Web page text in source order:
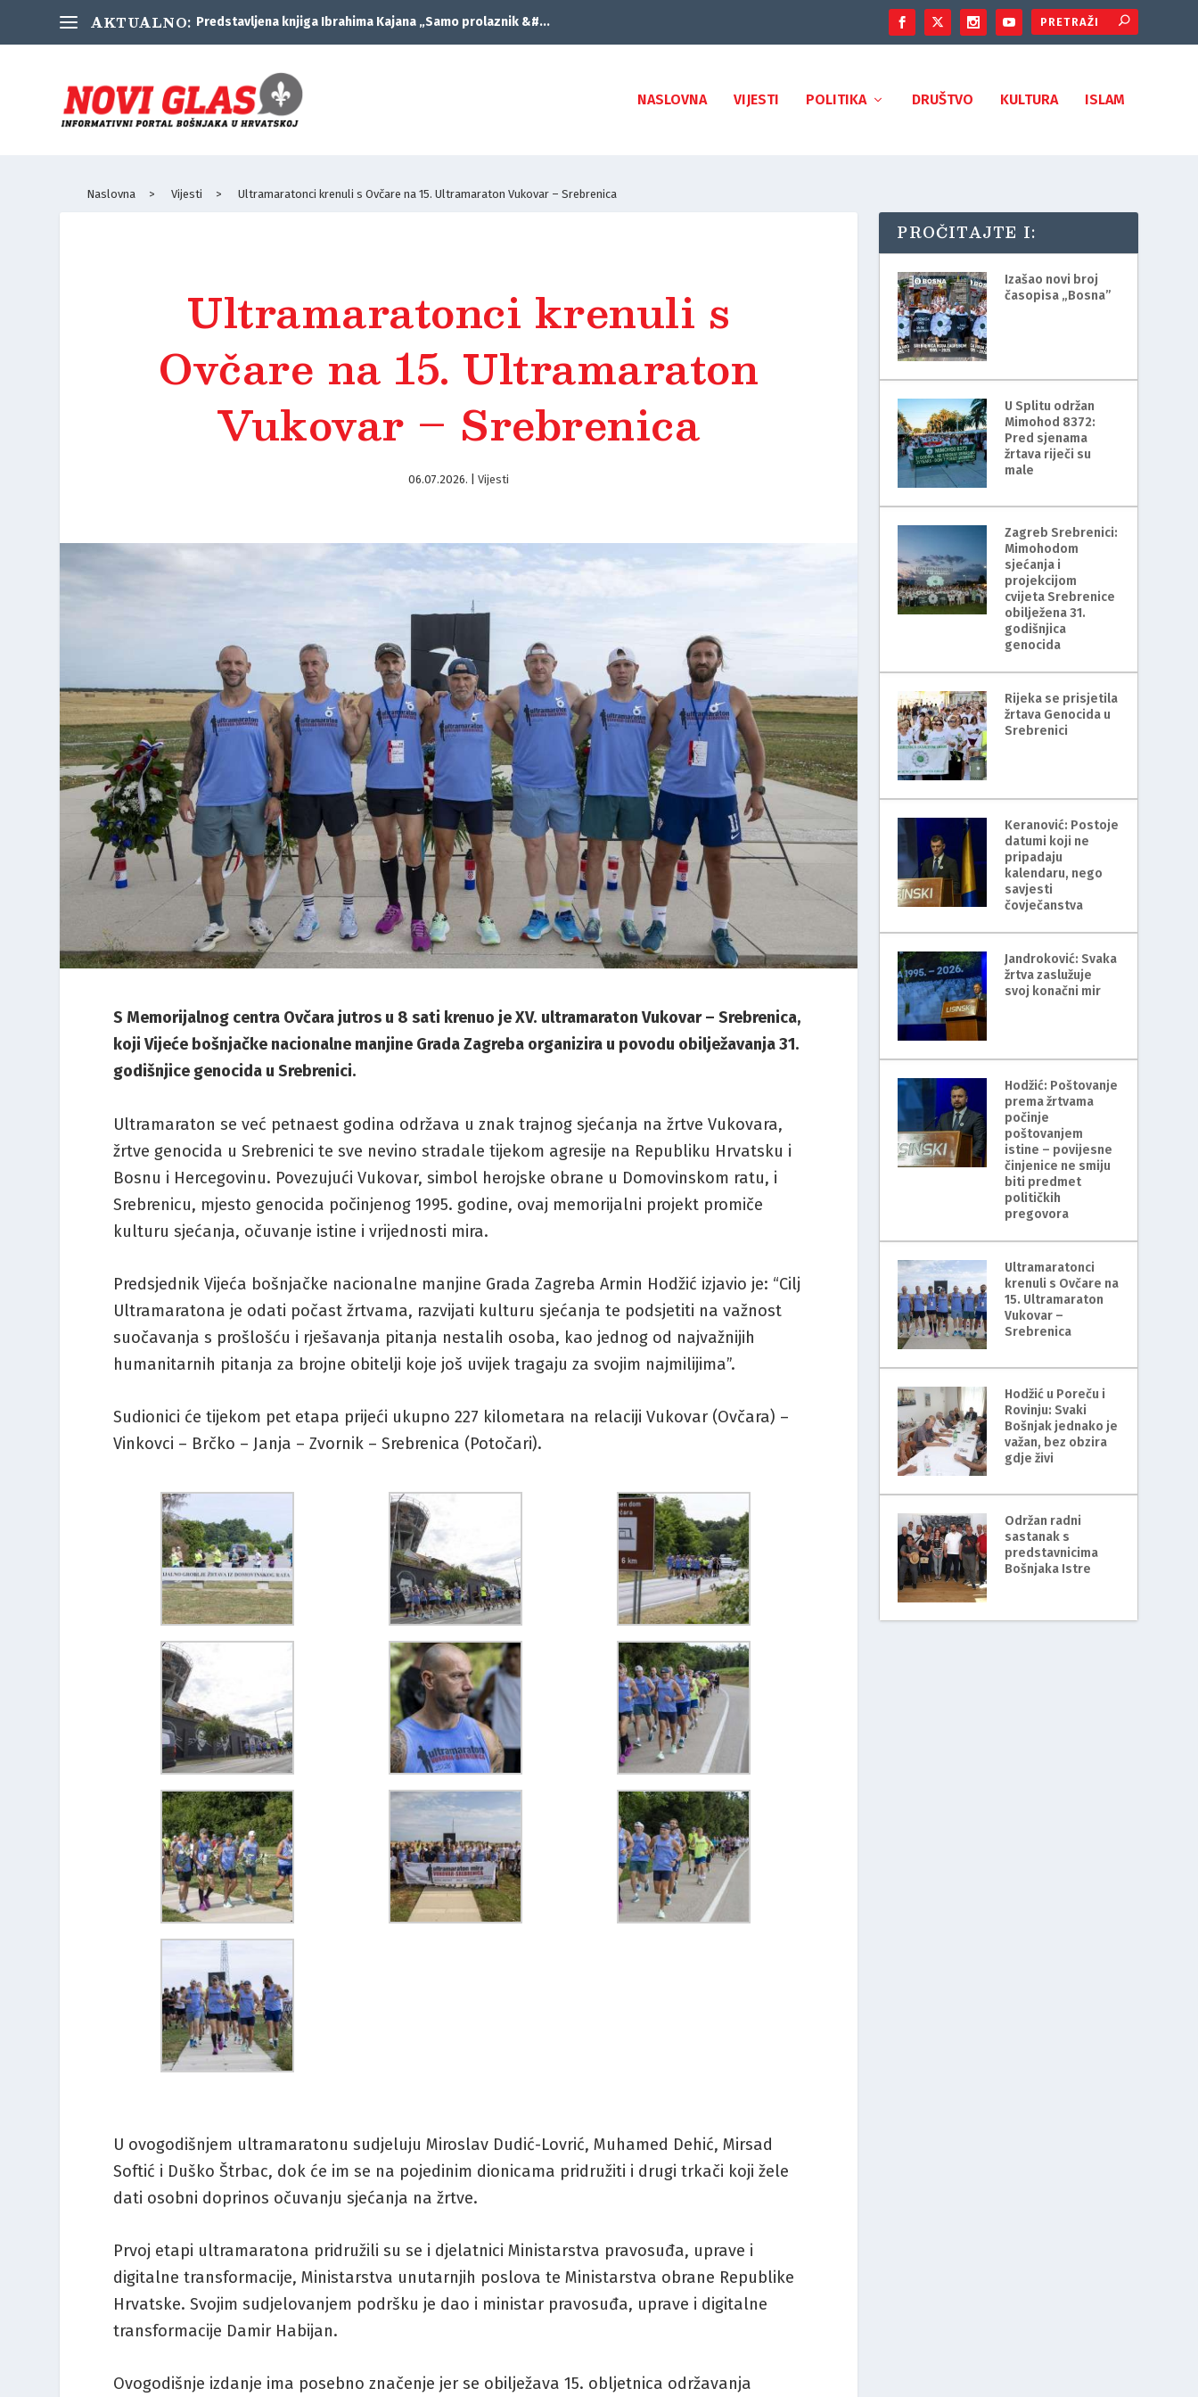
AKTUALNO: Predstavljena knjiga Ibrahima Kajana „Samo prolaznik &#...
NASLOVNA VIJESTI POLITIKA DRUŠTVO KULTURA ISLAM
Naslovna > Vijesti > Ultramaratonci krenuli s Ovčare na 15. Ultramaraton Vukovar – Srebrenica
Ultramaratonci krenuli s
Ovčare na 15. Ultramaraton
Vukovar – Srebrenica
06.07.2026. |Vijesti
S Memorijalnog centra Ovčara jutros u 8 sati krenuo je XV. ultramaraton Vukovar – Srebrenica,
koji Vijeće bošnjačke nacionalne manjine Grada Zagreba organizira u povodu obilježavanja 31.
godišnjice genocida u Srebrenici.
Ultramaraton se već petnaest godina održava u znak trajnog sjećanja na žrtve Vukovara,
žrtve genocida u Srebrenici te sve nevino stradale tijekom agresije na Republiku Hrvatsku i
Bosnu i Hercegovinu. Povezujući Vukovar, simbol herojske obrane u Domovinskom ratu, i
Srebrenicu, mjesto genocida počinjenog 1995. godine, ovaj memorijalni projekt promiče
kulturu sjećanja, očuvanje istine i vrijednosti mira.
Predsjednik Vijeća bošnjačke nacionalne manjine Grada Zagreba Armin Hodžić izjavio je: “Cilj
Ultramaratona je odati počast žrtvama, razvijati kulturu sjećanja te podsjetiti na važnost
suočavanja s prošlošću i rješavanja pitanja nestalih osoba, kao jednog od najvažnijih
humanitarnih pitanja za brojne obitelji koje još uvijek tragaju za svojim najmilijima”.
Sudionici će tijekom pet etapa prijeći ukupno 227 kilometara na relaciji Vukovar (Ovčara) –
Vinkovci – Brčko – Janja – Zvornik – Srebrenica (Potočari).
U ovogodišnjem ultramaratonu sudjeluju Miroslav Dudić-Lovrić, Muhamed Dehić, Mirsad
Softić i Duško Štrbac, dok će im se na pojedinim dionicama pridružiti i drugi trkači koji žele
dati osobni doprinos očuvanju sjećanja na žrtve.
Prvoj etapi ultramaratona pridružili su se i djelatnici Ministarstva pravosuđa, uprave i
digitalne transformacije, Ministarstva unutarnjih poslova te Ministarstva obrane Republike
Hrvatske. Svojim sudjelovanjem podršku je dao i ministar pravosuđa, uprave i digitalne
transformacije Damir Habijan.
Ovogodišnje izdanje ima posebno značenje jer se obilježava 15. obljetnica održavanja
PROČITAJTE I:
Izašao novi broj
časopisa „Bosna”
U Splitu održan
Mimohod 8372:
Pred sjenama
žrtava riječi su
male
Zagreb Srebrenici:
Mimohodom
sjećanja i
projekcijom
cvijeta Srebrenice
obilježena 31.
godišnjica
genocida
Rijeka se prisjetila
žrtava Genocida u
Srebrenici
Keranović: Postoje
datumi koji ne
pripadaju
kalendaru, nego
savjesti
čovječanstva
Jandroković: Svaka
žrtva zaslužuje
svoj konačni mir
Hodžić: Poštovanje
prema žrtvama
počinje
poštovanjem
istine – povijesne
činjenice ne smiju
biti predmet
političkih
pregovora
Ultramaratonci
krenuli s Ovčare na
15. Ultramaraton
Vukovar –
Srebrenica
Hodžić u Poreču i
Rovinju: Svaki
Bošnjak jednako je
važan, bez obzira
gdje živi
Održan radni
sastanak s
predstavnicima
Bošnjaka Istre